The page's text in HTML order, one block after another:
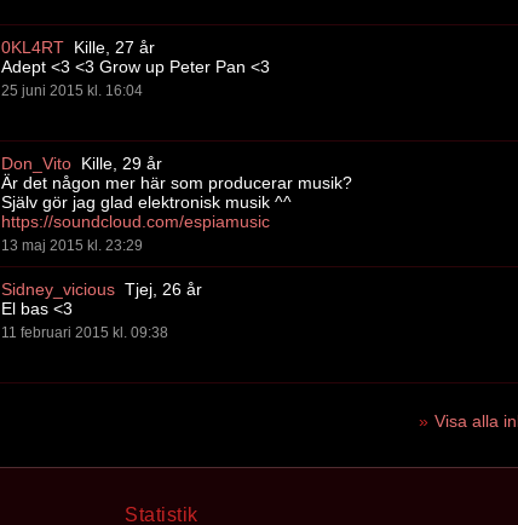
0KL4RT Kille, 27 år
Adept <3 <3 Grow up Peter Pan <3
25 juni 2015 kl. 16:04
Don_Vito Kille, 29 år
Är det någon mer här som producerar musik?
Själv gör jag glad elektronisk musik ^^
https://soundcloud.com/espiamusic
13 maj 2015 kl. 23:29
Sidney_vicious Tjej, 26 år
El bas <3
11 februari 2015 kl. 09:38
Visa alla
Statistik